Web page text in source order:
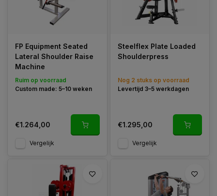
FP Equipment Seated
Lateral Shoulder Raise
Machine
Ruim op voorraad
Custom made: 5–10 weken
€1.264,00
Vergelijk
Steelflex Plate Loaded
Shoulderpress
Nog 2 stuks op voorraad
Levertijd 3–5 werkdagen
€1.295,00
Vergelijk